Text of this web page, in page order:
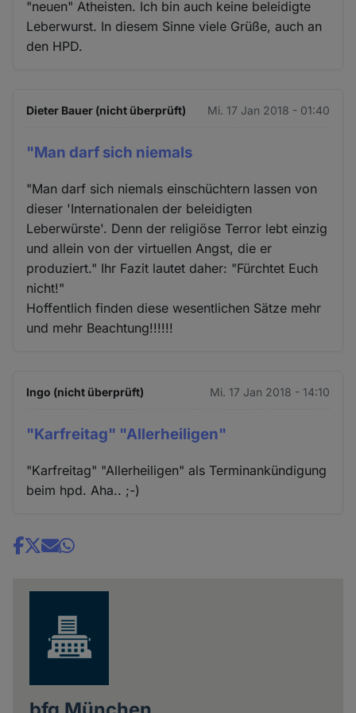
"neuen" Atheisten. Ich bin auch keine beleidigte
Leberwurst. In diesem Sinne viele Grüße, auch an
den HPD.
Dieter Bauer (nicht überprüft) Mi. 17 Jan 2018 - 01:40
"Man darf sich niemals
"Man darf sich niemals einschüchtern lassen von
dieser 'Internationalen der beleidigten
Leberwürste'. Denn der religiöse Terror lebt einzig
und allein von der virtuellen Angst, die er
produziert." Ihr Fazit lautet daher: "Fürchtet Euch
nicht!"
Hoffentlich finden diese wesentlichen Sätze mehr
und mehr Beachtung!!!!!!
Ingo (nicht überprüft) Mi. 17 Jan 2018 - 14:10
"Karfreitag" "Allerheiligen"
"Karfreitag" "Allerheiligen" als Terminankündigung
beim hpd. Aha.. ;-)
Share